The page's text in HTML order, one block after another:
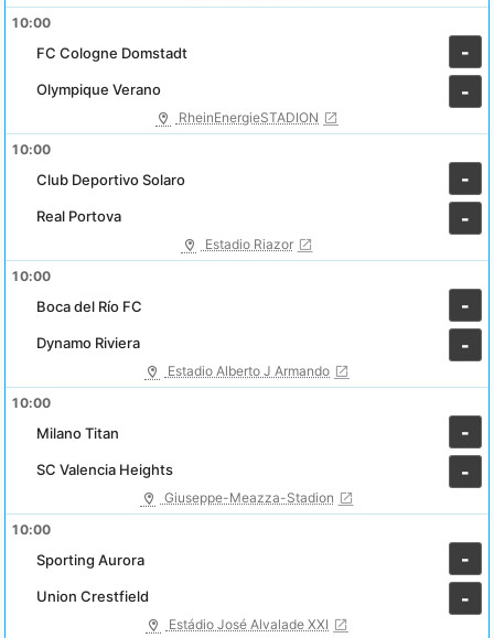
10:00
FC Cologne Domstadt
-
-
Olympique Verano
RheinEnergieSTADION
10:00
Club Deportivo Solaro
-
-
Real Portova
Estadio Riazor
10:00
Boca del Río FC
-
-
Dynamo Riviera
Estadio Alberto J Armando
10:00
Milano Titan
-
-
SC Valencia Heights
Giuseppe-Meazza-Stadion
10:00
Sporting Aurora
-
-
Union Crestfield
Estádio José Alvalade XXI